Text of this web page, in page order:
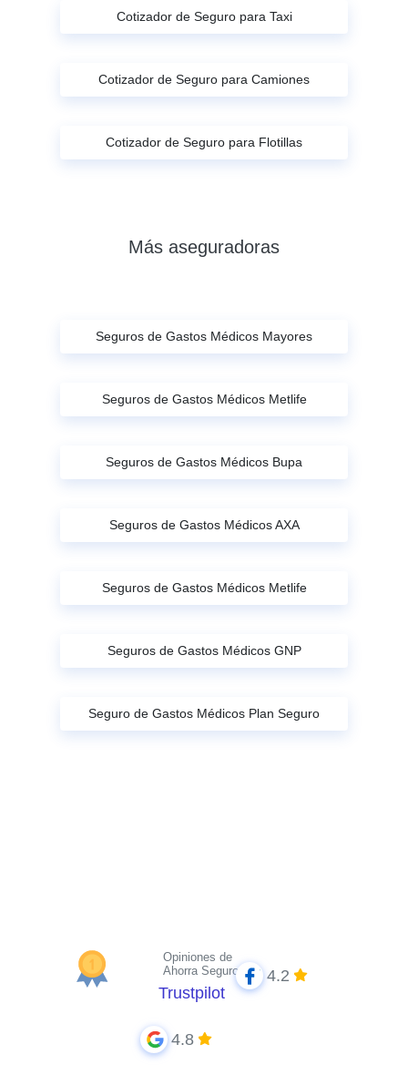
Cotizador de Seguro para Taxi
Cotizador de Seguro para Camiones
Cotizador de Seguro para Flotillas
Más aseguradoras
Seguros de Gastos Médicos Mayores
Seguros de Gastos Médicos Metlife
Seguros de Gastos Médicos Bupa
Seguros de Gastos Médicos AXA
Seguros de Gastos Médicos Metlife
Seguros de Gastos Médicos GNP
Seguro de Gastos Médicos Plan Seguro
Opiniones de
Ahorra Seguros
Trustpilot
4.2
4.8